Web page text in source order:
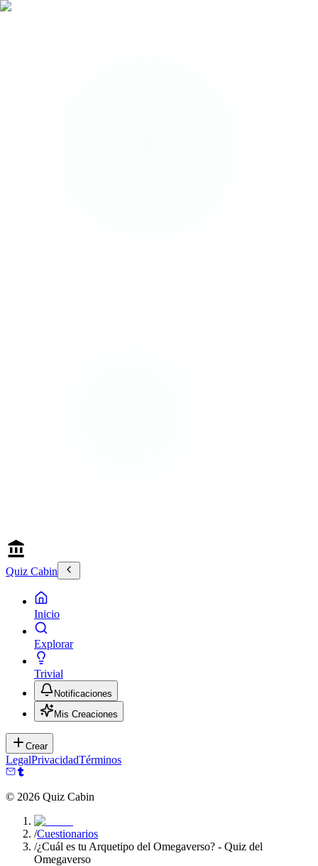
Quiz Cabin
Inicio
Explorar
Trivial
Notificaciones
Mis Creaciones
Crear
LegalPrivacidadTérminos
© 2026 Quiz Cabin
/Cuestionarios
/¿Cuál es tu Arquetipo del Omegaverso? - Quiz del
Omegaverso